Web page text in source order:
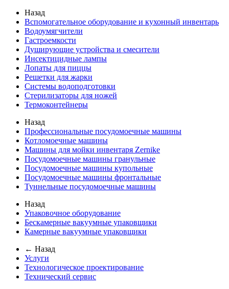
Назад
Вспомогательное оборудование и кухонный инвентарь
Водоумягчители
Гастроемкости
Душирующие устройства и смесители
Инсектицидные лампы
Лопаты для пиццы
Решетки для жарки
Системы водоподготовки
Стерилизаторы для ножей
Термоконтейнеры
Назад
Профессиональные посудомоечные машины
Котломоечные машины
Машины для мойки инвентаря Zernike
Посудомоечные машины гранульные
Посудомоечные машины купольные
Посудомоечные машины фронтальные
Туннельные посудомоечные машины
Назад
Упаковочное оборудование
Бескамерные вакуумные упаковщики
Камерные вакуумные упаковщики
← Назад
Услуги
Технологическое проектирование
Технический сервис